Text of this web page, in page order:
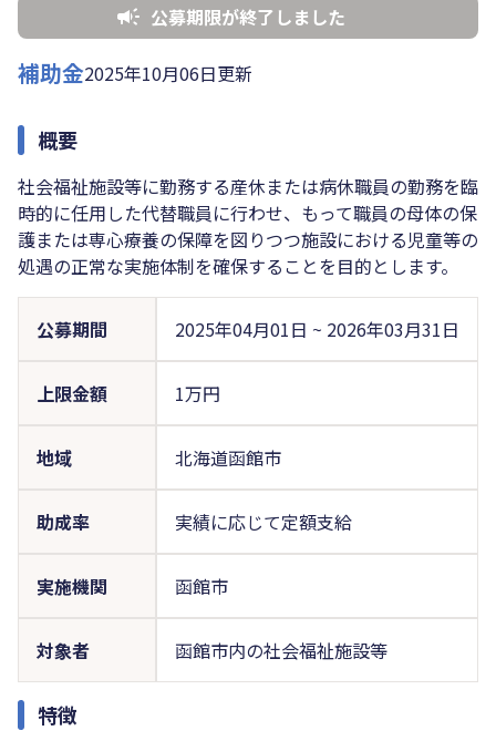
公募期限が終了しました
補助金2025年10月06日更新
概要
社会福祉施設等に勤務する産休または病休職員の勤務を臨
時的に任用した代替職員に行わせ、もって職員の母体の保
護または専心療養の保障を図りつつ施設における児童等の
処遇の正常な実施体制を確保することを目的とします。
公募期間 2025年04月01日 ~ 2026年03月31日
上限金額 1万円
地域 北海道函館市
助成率 実績に応じて定額支給
実施機関 函館市
対象者 函館市内の社会福祉施設等
特徴